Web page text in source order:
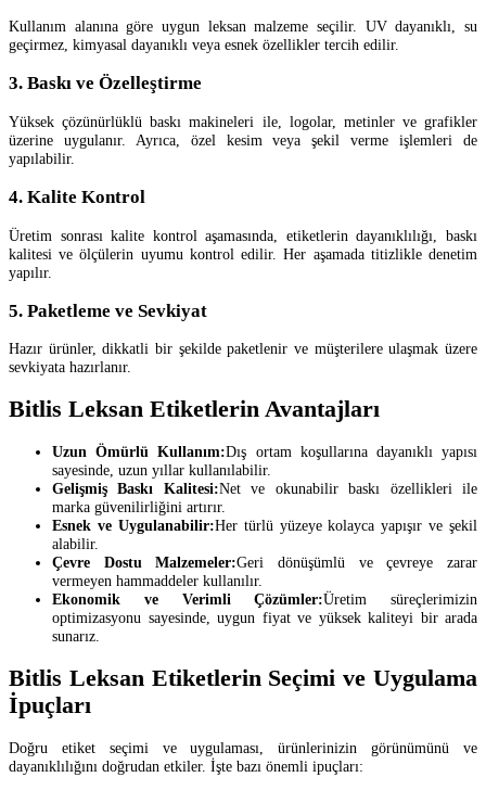
Kullanım alanına göre uygun leksan malzeme seçilir. UV dayanıklı, su
geçirmez, kimyasal dayanıklı veya esnek özellikler tercih edilir.
3. Baskı ve Özelleştirme
Yüksek çözünürlüklü baskı makineleri ile, logolar, metinler ve grafikler
üzerine uygulanır. Ayrıca, özel kesim veya şekil verme işlemleri de
yapılabilir.
4. Kalite Kontrol
Üretim sonrası kalite kontrol aşamasında, etiketlerin dayanıklılığı, baskı
kalitesi ve ölçülerin uyumu kontrol edilir. Her aşamada titizlikle denetim
yapılır.
5. Paketleme ve Sevkiyat
Hazır ürünler, dikkatli bir şekilde paketlenir ve müşterilere ulaşmak üzere
sevkiyata hazırlanır.
Bitlis Leksan Etiketlerin Avantajları
Uzun Ömürlü Kullanım:Dış ortam koşullarına dayanıklı yapısı
sayesinde, uzun yıllar kullanılabilir.
Gelişmiş Baskı Kalitesi:Net ve okunabilir baskı özellikleri ile
marka güvenilirliğini artırır.
Esnek ve Uygulanabilir:Her türlü yüzeye kolayca yapışır ve şekil
alabilir.
Çevre Dostu Malzemeler:Geri dönüşümlü ve çevreye zarar
vermeyen hammaddeler kullanılır.
Ekonomik ve Verimli Çözümler:Üretim süreçlerimizin
optimizasyonu sayesinde, uygun fiyat ve yüksek kaliteyi bir arada
sunarız.
Bitlis Leksan Etiketlerin Seçimi ve Uygulama
İpuçları
Doğru etiket seçimi ve uygulaması, ürünlerinizin görünümünü ve
dayanıklılığını doğrudan etkiler. İşte bazı önemli ipuçları: